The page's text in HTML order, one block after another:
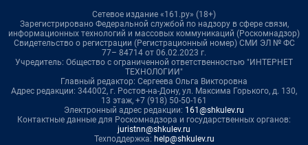
Сетевое издание «161.ру» (18+)
Зарегистрировано Федеральной службой по надзору в сфере связи,
информационных технологий и массовых коммуникаций (Роскомнадзор)
Свидетельство о регистрации (Регистрационный номер) СМИ ЭЛ № ФС
77– 84714 от 06.02.2023 г.
Учредитель: Общество с ограниченной ответственностью "ИНТЕРНЕТ
ТЕХНОЛОГИИ"
Главный редактор: Сергеева Ольга Викторовна
Адрес редакции: 344002, г. Ростов-на-Дону, ул. Максима Горького, д. 130,
13 этаж, +7 (918) 50-50-161
Электронный адрес редакции: 161@shkulev.ru
Контактные данные для Роскомнадзора и государственных органов:
juristnn@shkulev.ru
Техподдержка: help@shkulev.ru